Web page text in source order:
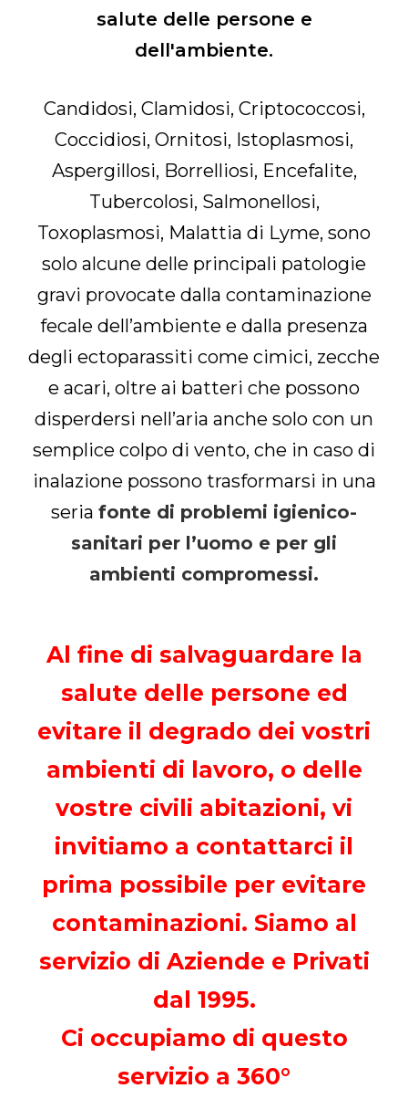
salute delle persone e
dell'ambiente.
Candidosi, Clamidosi, Criptococcosi,
Coccidiosi, Ornitosi, Istoplasmosi,
Aspergillosi, Borrelliosi, Encefalite,
Tubercolosi, Salmonellosi,
Toxoplasmosi, Malattia di Lyme, sono
solo alcune delle principali patologie
gravi provocate dalla contaminazione
fecale dell’ambiente e dalla presenza
degli ectoparassiti come cimici, zecche
e acari, oltre ai batteri che possono
disperdersi nell’aria anche solo con un
semplice colpo di vento, che in caso di
inalazione possono trasformarsi in una
seria fonte di problemi igienico-
sanitari per l’uomo e per gli
ambienti compromessi.
Al fine di salvaguardare la
salute delle persone ed
evitare il degrado dei vostri
ambienti di lavoro, o delle
vostre civili abitazioni, vi
invitiamo a contattarci il
prima possibile per evitare
contaminazioni. Siamo al
servizio di Aziende e Privati
dal 1995.
Ci occupiamo di questo
servizio a 360°